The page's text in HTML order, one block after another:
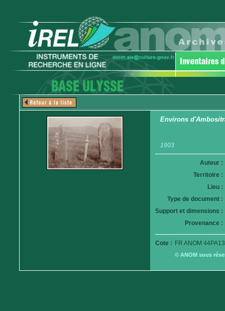
Environs
1903
Auteur :
Territoire :
Lieu :
Type de document :
Support et dimensions :
Provenance :
Cote : FR ANOM
© ANOM sous